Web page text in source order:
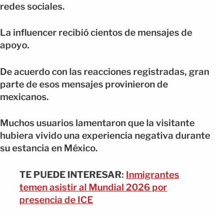
redes sociales.
La influencer recibió cientos de mensajes de
apoyo.
De acuerdo con las reacciones registradas, gran
parte de esos mensajes provinieron de
mexicanos.
Muchos usuarios lamentaron que la visitante
hubiera vivido una experiencia negativa durante
su estancia en México.
TE PUEDE INTERESAR: Inmigrantes
temen asistir al Mundial 2026 por
presencia de ICE